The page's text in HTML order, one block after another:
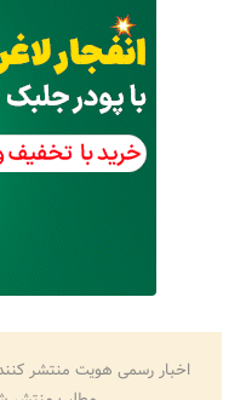
اخبار رسمی هویت منتشر